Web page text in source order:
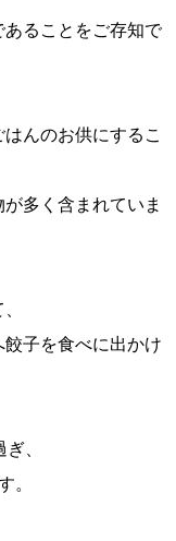
ることをご存知で
んのお供にするこ
多く含まれていま
子を食べに出かけ
、
。